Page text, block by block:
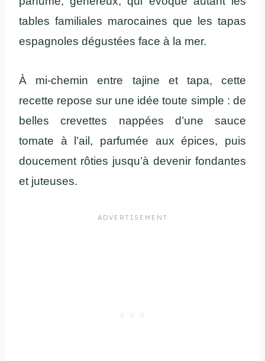
tables familiales marocaines que les tapas
espagnoles dégustées face à la mer.
À mi-chemin entre tajine et tapa, cette
recette repose sur une idée toute simple : de
belles crevettes nappées d’une sauce
tomate à l’ail, parfumée aux épices, puis
doucement rôties jusqu’à devenir fondantes
et juteuses.